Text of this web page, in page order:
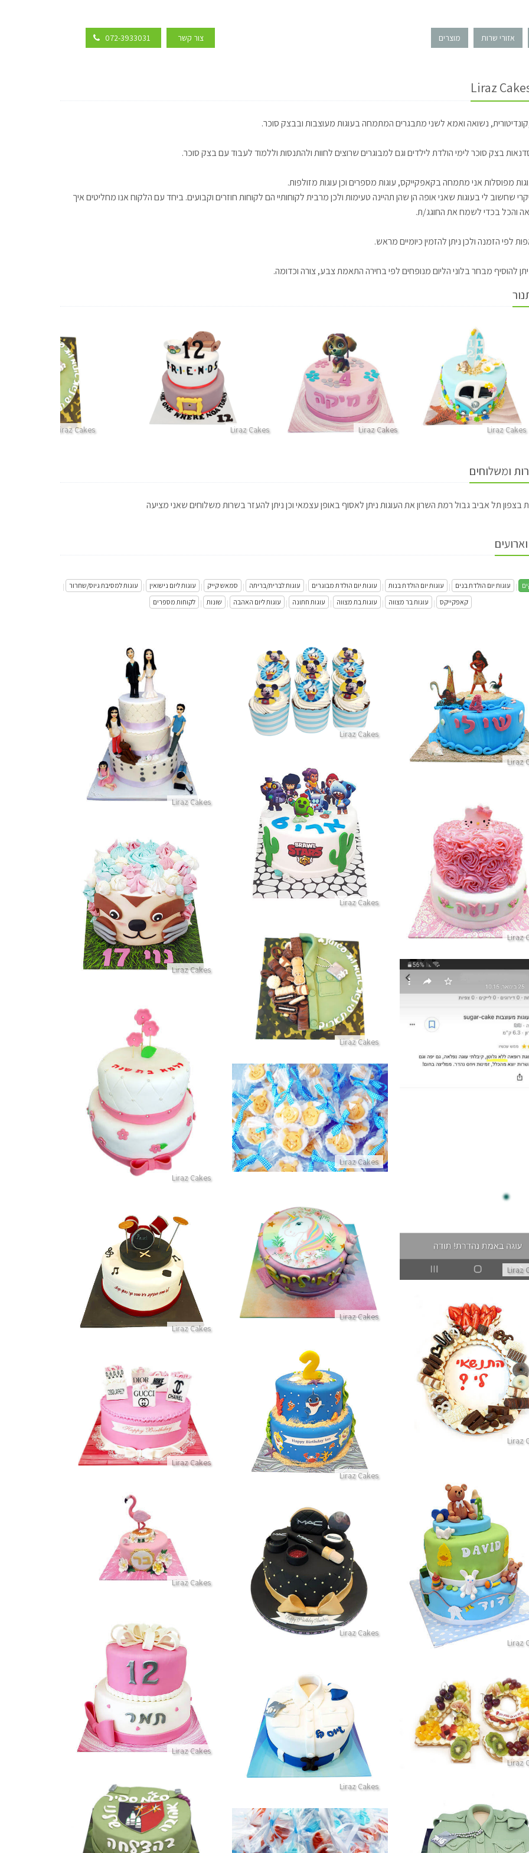
אזורי שרות מוצרים צור קשר
נשואה ואמא לשני מתבגרים המתמחה בעוגות מעוצבות ובבצק סוכר.
בצק סוכר לימי הולדת לילדים וגם למבוגרים שרוצים לחוות ולהתנסות וללמוד לעבוד עם בצק סוכר.
מפוסלות אני מתמחה בקאפקייקס, עוגות מספרים וכן עוגות מזולפות.
שחשוב לי בעוגות שאני אופה הן שהן תהיינה טעימות ולכן מרבית לקוחותיי הם לקוחות חוזרים וקבועים. ביחד עם הלקוח אנו מחליטים איך
והכל בכדי לשמח את החוגג/ת.
לפי הזמנה ולכן ניתן להזמין כיומיים מראש.
להוסיף מבחר בלוני הליום מנופחים לפי בחירה התאמת צבע, צורה וכדומה.
Liraz Cakes
Liraz Cakes
Liraz Cakes
Liraz Cakes
ומשלוחים
בצפון תל אביב גבול רמת השרון את העוגות ניתן לאסוף באופן עצמאי וכן ניתן להעזר בשרות משלוחים שאני מציעה
| עוגות יום הולדת בנים | עוגות יום הולדת בנות | עוגות יום הולדת מבוגרים | עוגות לברית/בריתה | סמאש קייק | עוגות ליום נישואין | עוגות למסיבת גיוס/שחרור
|
קאפקייקס | עוגות בר מצווה | עוגות בת מצווה | עוגות חתונה | עוגות ליום האהבה | שונות | לקוחות מספרים
Liraz Cakes
עוגת חתונה מבצק סוכר
פרטים נוספים Liraz Cakes
קאפקייקס מיקי מאוס
פרטים נוספים
Liraz
עוגת מואנה
פרטים נוספים
Liraz Cakes
עוגה של בראול סטארס ללא גלוטן
פרטים נוספים
Liraz
עוגת זילוף הלו קיטי
פרטים נוספים
Liraz Cakes
עוגת חיות
פרטים נוספים
Liraz Cakes
עוגת שחרור עם מלא שוקולדים
פרטים נוספים
Liraz
Liraz Cakes
עוגה לבריתה
פרטים נוספים
Liraz Cakes
סוכריות פו הדב
פרטים נוספים
Liraz Cakes
עוגת חד קרן
פרטים נוספים
Liraz Cakes
עוגת תופים מבצק סוכר
פרטים נוספים
Liraz
עוגת טבעת ליום נישואין
פרטים נוספים
Liraz Cakes
עוגת קומות בייבי שארק
פרטים נוספים
Liraz Cakes
עוגת מותגים
פרטים נוספים
Liraz
קומות עם דובי לגיל שנה
פרטים נוספים
Liraz Cakes
עוגת פלמינגו מדהימה מבצק סוכר
פרטים נוספים
Liraz Cakes
עוגת איפור לאשה מבצק סוכר
פרטים נוספים
Liraz Cakes
עוגת קומות לבת מצווה עם סרט גדול
פרטים נוספים
Liraz Cakes
עוגת גיוס קל מבצק סוכר
פרטים נוספים
Liraz
עוגת מספרים ופירות
פרטים נוספים
עוגת סיום קורס קצינות
עוגת גיוס
סוכריות לברית ובריתה